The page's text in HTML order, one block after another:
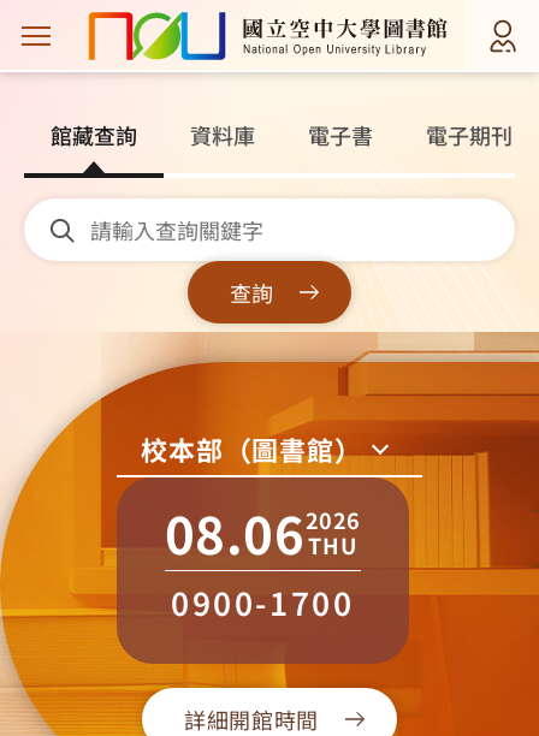
主選單案扭
館藏查詢 資料庫 電子書 電子期刊
查詢
校本部（圖書館）
08.062026
THU
0900-1700
詳細開館時間